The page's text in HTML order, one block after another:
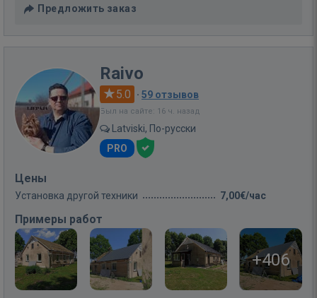
Предложить заказ
Raivo
5.0 · 59 отзывов
Был на сайте: 16 ч. назад
Latviski, По-русски
PRO
Цены
Установка другой техники 7,00€/час
Примеры работ
+406